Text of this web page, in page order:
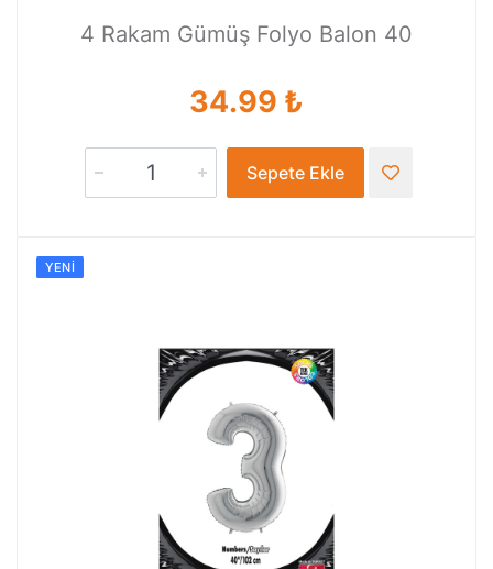
4 Rakam Gümüş Folyo Balon 40
34.99 ₺
Sepete Ekle
YENI